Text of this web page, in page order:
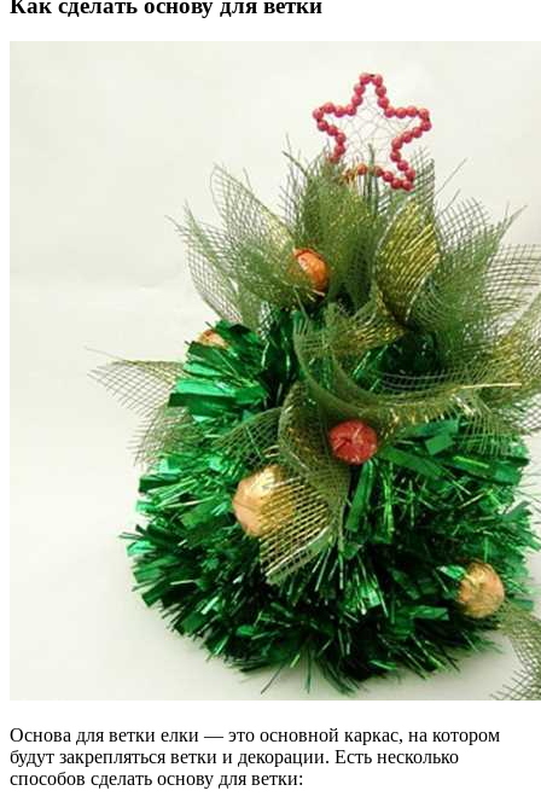
Как сделать основу для ветки
Основа для ветки елки — это основной каркас, на котором
будут закрепляться ветки и декорации. Есть несколько
способов сделать основу для ветки: